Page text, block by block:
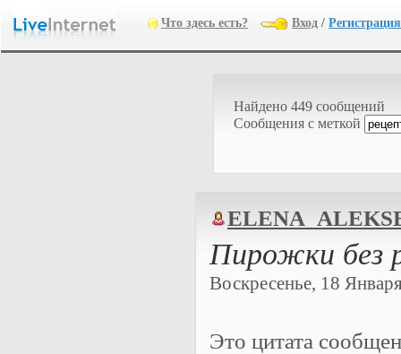
Что здесь есть? Вход / Регистрация
Найдено 449 сообщений
Cообщения с меткой
Пирожки без
Воскресенье, 18
Это цитата